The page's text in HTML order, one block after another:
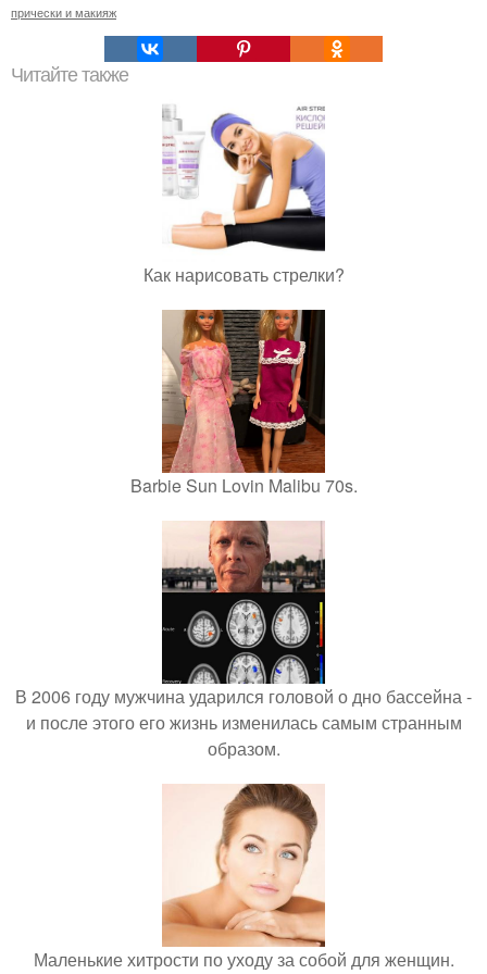
прически и макияж
Читайте также
Как нарисовать стрелки?
Barbie Sun Lovin Malibu 70s.
В 2006 году мужчина ударился головой о дно бассейна -
и после этого его жизнь изменилась самым странным
образом.
Маленькие хитрости по уходу за собой для женщин.